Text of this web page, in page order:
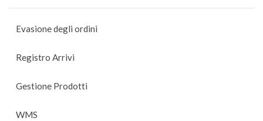
Evasione degli ordini
Registro Arrivi
Gestione Prodotti
WMS